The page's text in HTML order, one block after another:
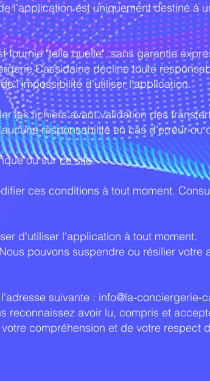
l'application est uniquement destiné à
fournie "telle quelle", sans garantie
Cassidaine décline toute
l'impossibilité d'utiliser l'application.
les fichiers avant validation des
responsabilité en cas d'erreur ou
ou surce site.
ces conditions à tout moment.
d'utiliser l'application à tout moment.
pouvons suspendre ou résilier votre
suivante : info@la-conciergerie-
reconnaissez avoir lu, compris et
compréhension et de votre respect